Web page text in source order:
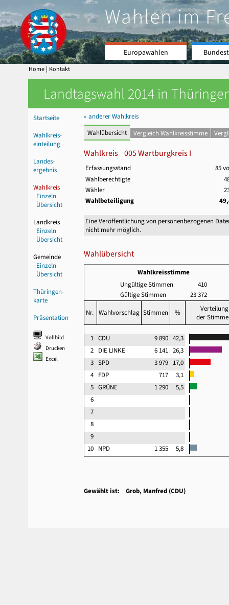
Wahlen im
Europawahlen
Home | Kontakt
Landtagswahl 2014 in
Startseite
Wahlkreis-
einteilung
Landes-
ergebnis
Wahlkreis
Einzeln
Übersicht
Landkreis
Einzeln
Übersicht
Gemeinde
Einzeln
Übersicht
Thüringen-
karte
Präsentation
Vollbild
Drucken
Excel
« anderer Wahlkreis
Wahlübersicht
Vergleich Wahlkreisstimme
Wahlkreis 005 Wartburgkreis I
Erfassungsstand
85
Wahlberechtigte
Wähler
Wahlbeteiligung
Eine Veröffentlichung von personenbezogenen
nicht mehr möglich.
Wahlübersicht
Wahlkreisstimme
Ungültige Stimmen
410
Gültige Stimmen
23 372
Nr. Wahlvorschlag Stimmen %
Verteilung
der
1 CDU 9 890 42,3
2 DIE LINKE 6 141 26,3
3 SPD 3 979 17,0
4 FDP 717
3,1
5 GRÜNE 1 290
5,5
6
7
8
9
10 NPD 1 355 5,8
Gewählt ist: Grob, Manfred (CDU)